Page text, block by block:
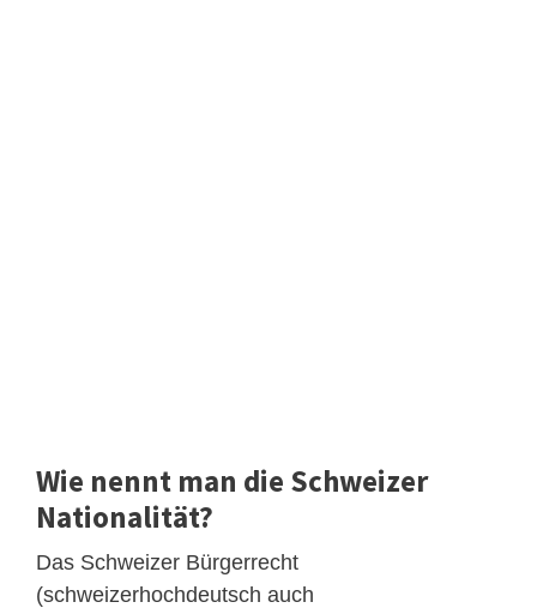
Wie nennt man die Schweizer
Nationalität?
Das Schweizer Bürgerrecht
(schweizerhochdeutsch auch